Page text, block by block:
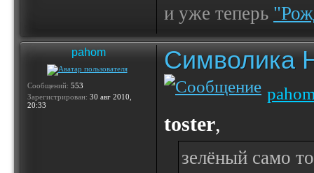
и уже теперь
pahom
Сообщений: 553
Зарегистрирован: 30 авг 2010,
20:33
Символика
toster,
зелёный само